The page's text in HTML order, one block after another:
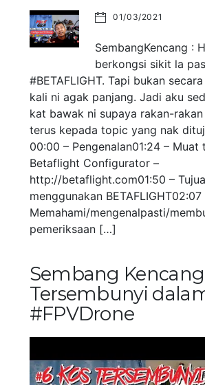
01/03/2021
SembangKencang :
berkongsi sikit la
#BETAFLIGHT. Tapi bukan
kali ni agak panjang. Jadi aku
kat bawak ni supaya rakan-
terus kepada topic yang nak
00:00 – Pengenalan01:24 – Muat
Betaflight Configurator –
http://betaflight.com01:50 –
menggunakan BETAFLIGHT02:07
Memahami/mengenalpasti/
pemeriksaan […]
Sembang Kencang
Tersembunyi
#FPVDrone